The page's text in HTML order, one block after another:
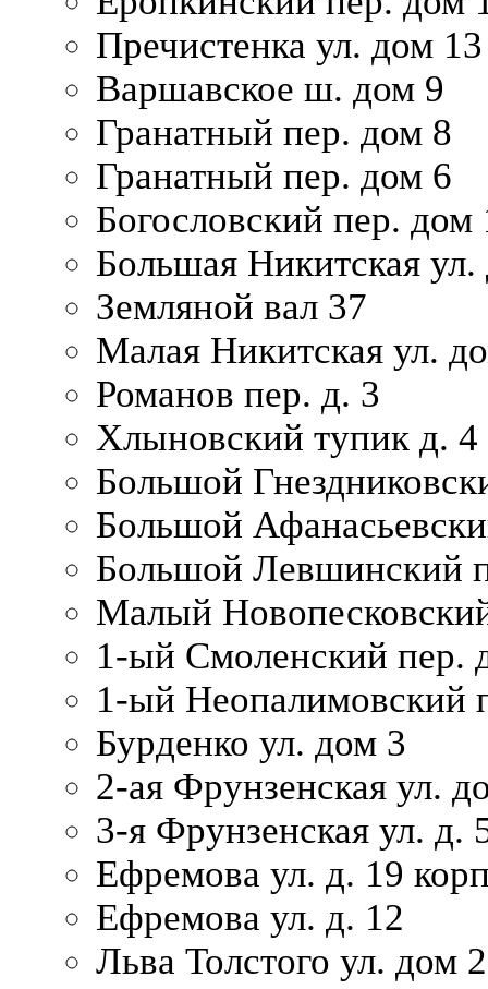
Пречистенка ул. дом 13
Варшавское ш. дом 9
Гранатный пер. дом 8
Гранатный пер. дом 6
Богословский пер.
Большая Никитская
Земляной вал 37
Малая Никитская ул.
Романов пер. д. 3
Хлыновский тупик д. 4
Большой
Большой
Большой Левшинский
Малый
1-ый Смоленский пер.
1-ый Неопалимовский
Бурденко ул. дом 3
2-ая Фрунзенская ул.
3-я Фрунзенская ул. д.
Ефремова ул. д. 19
Ефремова ул. д. 12
Льва Толстого ул. дом